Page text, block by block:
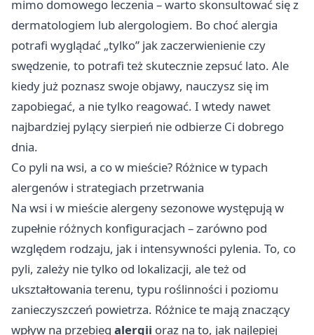
mimo domowego leczenia – warto skonsultować się z
dermatologiem lub alergologiem. Bo choć alergia
potrafi wyglądać „tylko” jak zaczerwienienie czy
swędzenie, to potrafi też skutecznie zepsuć lato. Ale
kiedy już poznasz swoje objawy, nauczysz się im
zapobiegać, a nie tylko reagować. I wtedy nawet
najbardziej pylący sierpień nie odbierze Ci dobrego
dnia.
Co pyli na wsi, a co w mieście? Różnice w typach
alergenów i strategiach przetrwania
Na wsi i w mieście alergeny sezonowe występują w
zupełnie różnych konfiguracjach – zarówno pod
względem rodzaju, jak i intensywności pylenia. To, co
pyli, zależy nie tylko od lokalizacji, ale też od
ukształtowania terenu, typu roślinności i poziomu
zanieczyszczeń powietrza. Różnice te mają znaczący
wpływ na przebieg alergii oraz na to, jak najlepiej